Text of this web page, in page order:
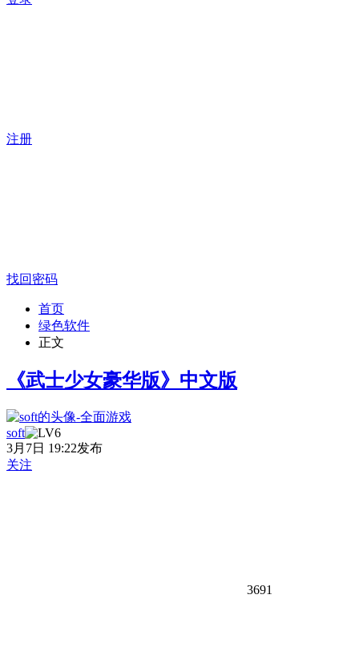
注册
找回密码
首页
绿色软件
正文
《武士少女豪华版》中文版
soft
3月7日 19:22发布
关注
3691